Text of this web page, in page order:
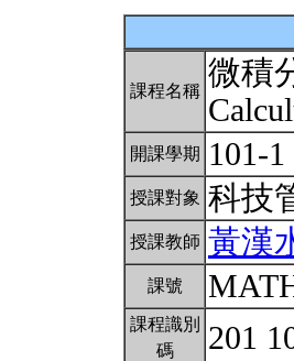
課程名稱 微積
開課學期 101-1
授課對象 科技
授課教師 黃漢
課號
課程識別
碼
201